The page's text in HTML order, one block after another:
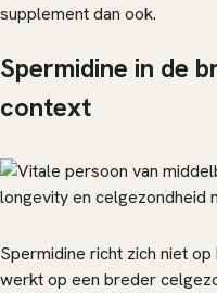
supplement dan ook.
Spermidine in de
context
Spermidine richt zich niet
werkt op een breder